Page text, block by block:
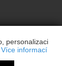
personalizaci
Více informací
Toolkit-